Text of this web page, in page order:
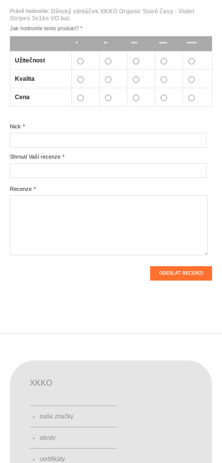
Právě hodnotíte: Dětský slintáček XKKO Organic Staré časy - Violet
Stripes 3x1ks VO bal.
Jak hodnotíte tento produkt? *
* ** *** **** *****
Užitečnost
Kvalita
Cena
*
Nick
*
Shrnutí Vaší recenze
*
Recenze
ODESLAT RECENZI
XKKO
naše značky
atesty
certifikáty